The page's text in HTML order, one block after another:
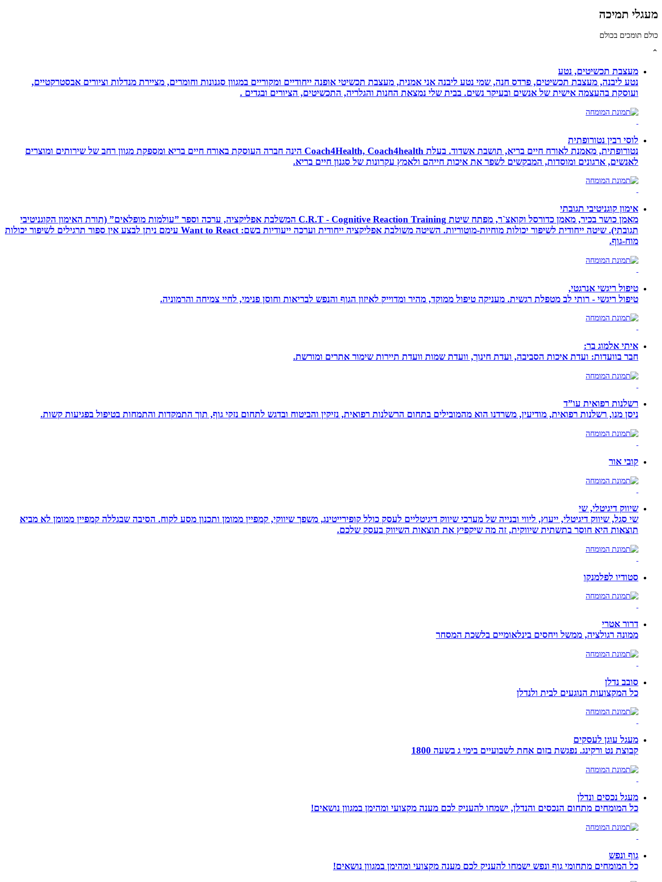
מעגלי תמיכה
כולם תומכים בכולם
⌃
מעצבת תכשיטים, נטע
נטע ליבנה, מעצבת תכשיטים, פרדס חנה, שמי נטע ליבנה אני אמנית, מעצבת תכשיטי אופנה ייחודיים ומקוריים במגוון סגנונות וחומרים, מציירת מנדלות וציורים אבסטרקטיים,
ועוסקת בהעצמה אישית של אנשים ובעיקר נשים. בבית שלי נמצאת החנות והגלריה, התכשיטים, הציורים ובגדים .
לוסי רבין נטורופתית
נטורופתית, מאמנת לאורח חיים בריא, תושבת אשדוד. בעלת Coach4Health, Coach4health הינה חברה העוסקת באורח חיים בריא ומספקת מגוון רחב של שירותים ומוצרים
לאנשים, ארגונים ומוסדות, המבקשים לשפר את איכות חייהם ולאמץ עקרונות של סגנון חיים בריא.
אימון קוגניטיבי תגובתי
מאמן כושר בכיר, מאמן כדורסל וקואצ`ר, מפתח שיטת C.R.T - Cognitive Reaction Training המשלבת אפליקציה, ערכה וספר ”עולמות מופלאים” (תורת האימון הקוגניטיבי
תגובתי). שיטה ייחודית לשיפור יכולות מוחיות-מוטוריות. השיטה משולבת אפליקציה ייחודית וערכה ייעודיות בשם: Want to React עימם ניתן לבצע אין ספור תרגילים לשיפור יכולות
מוח-גוף.
טיפול ריגשי אנרגטי,
טיפול ריגשי - רותי לב מטפלת רגשית. מעניקה טיפול ממוקד, מהיר ומדוייק לאיזון הגוף והנפש לבריאות וחוסן פנימי, לחיי צמיחה והרמוניה.
איתי אלמוג בר:
חבר בוועדות: ועדת איכות הסביבה, ועדת חינוך, וועדת שמות וועדת תיירות שימור אתרים ומורשת.
רשלנות רפואית עו”ד
ניסן מנו, רשלנות רפואית, מודיעין, משרדנו הוא מהמובילים בתחום הרשלנות רפואית, נזיקין והביטוח ובדגש לתחום נזקי גוף, תוך התמקדות והתמחות בטיפול בפגיעות קשות.
קובי אור
שיווק דיגיטלי, שי
שי סגל, שיווק דיגיטלי, ייעוץ, ליווי ובנייה של מערכי שיווק דיגיטליים לעסק כולל קופירייטינג, משפך שיווקי, קמפיין ממומן ותכנון מסע לקוח. הסיבה שבגללה קמפיין ממומן לא מביא
תוצאות היא חוסר בתשתית שיווקית, זה מה שיקפיץ את תוצאות השיווק בעסק שלכם.
סטודיו לפלמנקו
דרור אטרי
ממונה רגולציה, ממשל ויחסים בינלאומיים בלשכת המסחר
סובב נדלן
כל המקצועות הנוגעים לבית ולנדלן
מעגל עוגן לעסקים
קבוצת נט ורקינג. נפגשת בזום אחת לשבועיים בימי ג בשעה 1800
מעגל נכסים ונדלן
כל המומחים מתחום הנכסים והנדלן, ישמחו להעניק לכם מענה מקצועי ומהימן במגוון נושאים!
גוף ונפש
כל המומחים מתחומי גוף ונפש ישמחו להעניק לכם מענה מקצועי ומהימן במגוון נושאים!